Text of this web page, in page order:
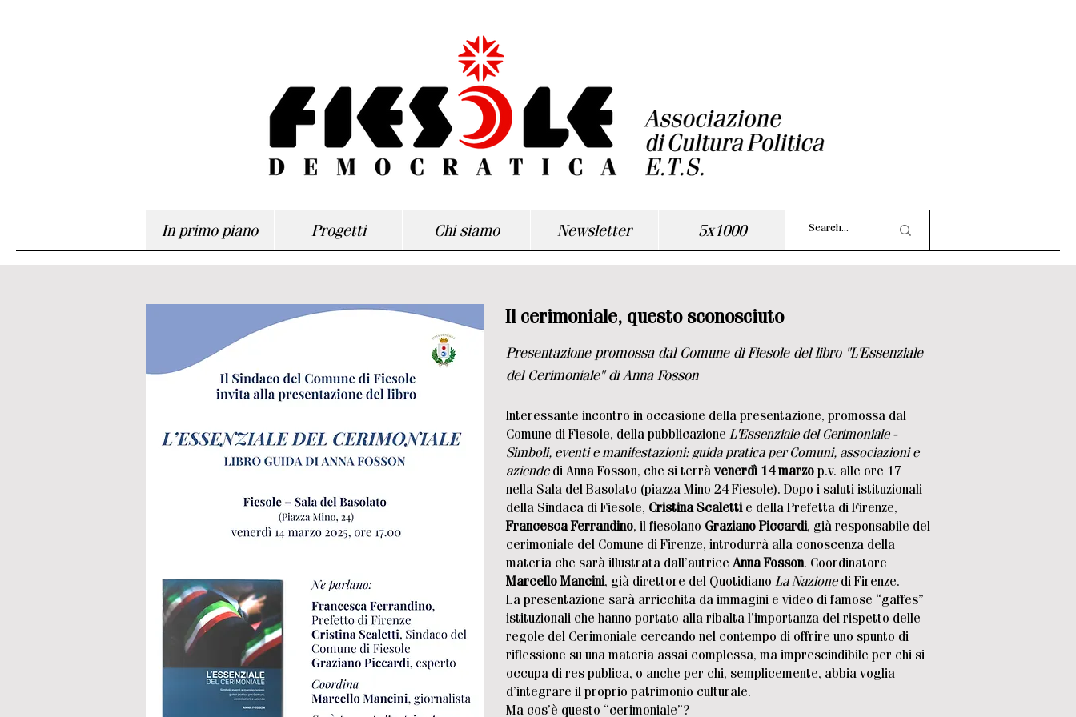
In primo piano Progetti Chi siamo Newsletter 5x1000
Il cerimoniale, questo sconosciuto
Presentazione promossa dal Comune di Fiesole del libro "L'Essenziale
del Cerimoniale" di Anna Fosson
Interessante incontro in occasione della presentazione, promossa dal
Comune di Fiesole, della pubblicazione L'Essenziale del Cerimoniale -
Simboli, eventi e manifestazioni: guida pratica per Comuni, associazioni e
aziendedi Anna Fosson, che si terrà venerdì 14 marzo p.v. alle ore 17
nella Sala del Basolato (piazza Mino 24 Fiesole). Dopo i saluti istituzionali
della Sindaca di Fiesole, Cristina Scaletti e della Prefetta di Firenze,
Francesca Ferrandino, il fiesolano Graziano Piccardi, già responsabile del
cerimoniale del Comune di Firenze, introdurrà alla conoscenza della
materia che sarà illustrata dall’autriceAnna Fosson. Coordinatore
Marcello Mancini, già direttore del Quotidiano La Nazionedi Firenze.
La presentazione sarà arricchita da immagini e video di famose “gaffes”
istituzionali che hanno portato alla ribalta l’importanza del rispetto delle
regole del Cerimoniale cercando nel contempo di offrire uno spunto di
riflessione su una materia assai complessa, ma imprescindibile per chi si
occupa di res publica, o anche per chi, semplicemente, abbia voglia
d’integrare il proprio patrimonio culturale.
Ma cos’è questo “cerimoniale”?